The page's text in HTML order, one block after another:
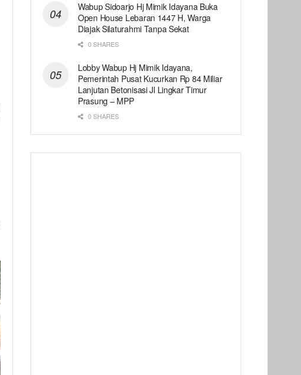
Wabup Sidoarjo Hj Mimik Idayana Buka
Open House Lebaran 1447 H, Warga
Diajak Silaturahmi Tanpa Sekat
0 SHARES
Lobby Wabup Hj Mimik Idayana,
Pemerintah Pusat Kucurkan Rp 84 Miliar
Lanjutan Betonisasi Jl Lingkar Timur
Prasung – MPP
0 SHARES